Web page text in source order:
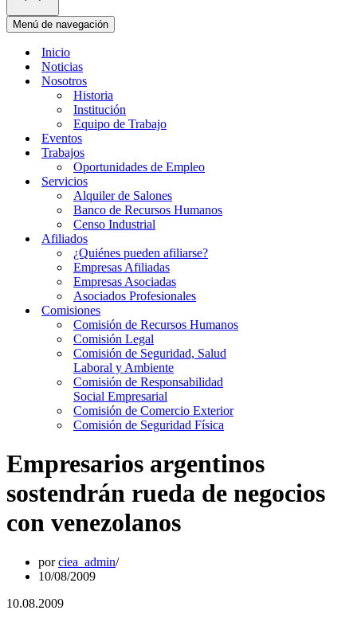
Menú de navegación
Inicio
Noticias
Nosotros
Historia
Institución
Equipo de Trabajo
Eventos
Trabajos
Oportunidades de Empleo
Servicios
Alquiler de Salones
Banco de Recursos Humanos
Censo Industrial
Afiliados
¿Quiénes pueden afiliarse?
Empresas Afiliadas
Empresas Asociadas
Asociados Profesionales
Comisiones
Comisión de Recursos Humanos
Comisión Legal
Comisión de Seguridad, Salud
Laboral y Ambiente
Comisión de Responsabilidad
Social Empresarial
Comisión de Comercio Exterior
Comisión de Seguridad Física
Empresarios argentinos
sostendrán rueda de negocios
con venezolanos
porciea_admin
10/08/2009
10.08.2009